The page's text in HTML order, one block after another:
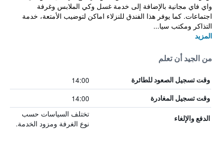
واي فاي مجانية بالإضافة إلى خدمة غسل وكي الملابس وغرفة
اجتماعات. كما يوفر هذا الفندق للنزلاء اماكن لتوضيب الأمتعة، خدمة
التذاكر ومكتب سيا...
المزيد
من الجيد أن تعلم
وقت تسجيل الصعود للطائرة 14:00
وقت تسجيل المغادرة 14:00
الدفع والإلغاء
تختلف السياسات حسب
نوع الغرفة ومزود الخدمة.